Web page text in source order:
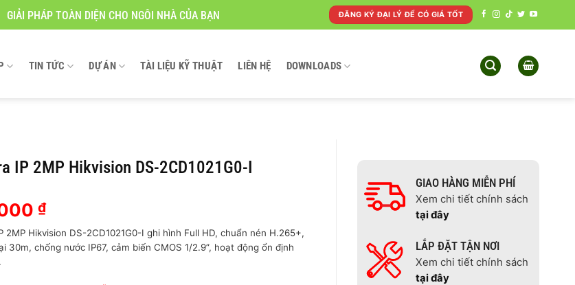
GIẢI PHÁP TOÀN DIỆN CHO NGÔI NHÀ CỦA BẠN ĐĂNG KÝ ĐẠI LÝ ĐỂ CÓ GIÁ TỐT
TIN TỨC DỰ ÁN TÀI LIỆU KỸ THUẬT LIÊN HỆ DOWNLOADS
GIAO HÀNG MIỄN PHÍ
Xem chi tiết chính sách
tại đây
LẮP ĐẶT TẬN NƠI
Xem chi tiết chính sách
tại đây
IP 2MP Hikvision DS-2CD1021G0-I
₫
2MP Hikvision DS-2CD1021G0-I ghi hình Full HD, chuẩn nén H.265+,
30m, chống nước IP67, cảm biến CMOS 1/2.9”, hoạt động ổn định